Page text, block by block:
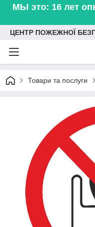
МЫ это: 16 лет
ЦЕНТР ПОЖЕЖНОЇ
Товари та послуги